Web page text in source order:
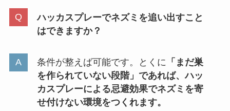
ハッカスプレーでネズミを追い出すこと
はできますか？
条件が整えば可能です。とくに 「まだ巣
を作られていない段階」であれば、ハッ
カスプレーによる忌避効果でネズミを寄
せ付けない環境をつくれます。